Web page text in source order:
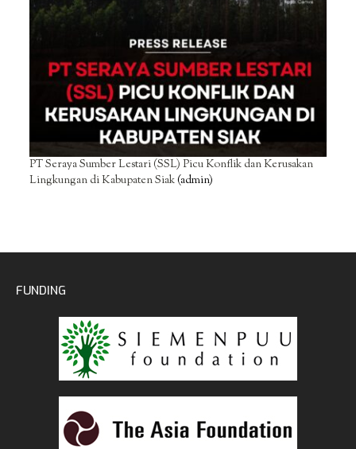
PT Seraya Sumber Lestari (SSL) Picu Konflik dan Kerusakan
Lingkungan di Kabupaten Siak(admin)
FUNDING